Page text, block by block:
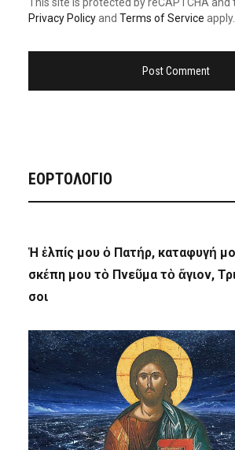
Privacy Policyand Terms of Service apply.
ΕΟΡΤΟΛΟΓΙΟ
Ἡ ἐλπίς μου ὁ Πατήρ, καταφυγή
σκέπη μου τὸ Πνεῦμα τὸ ἅγιον,
σοι